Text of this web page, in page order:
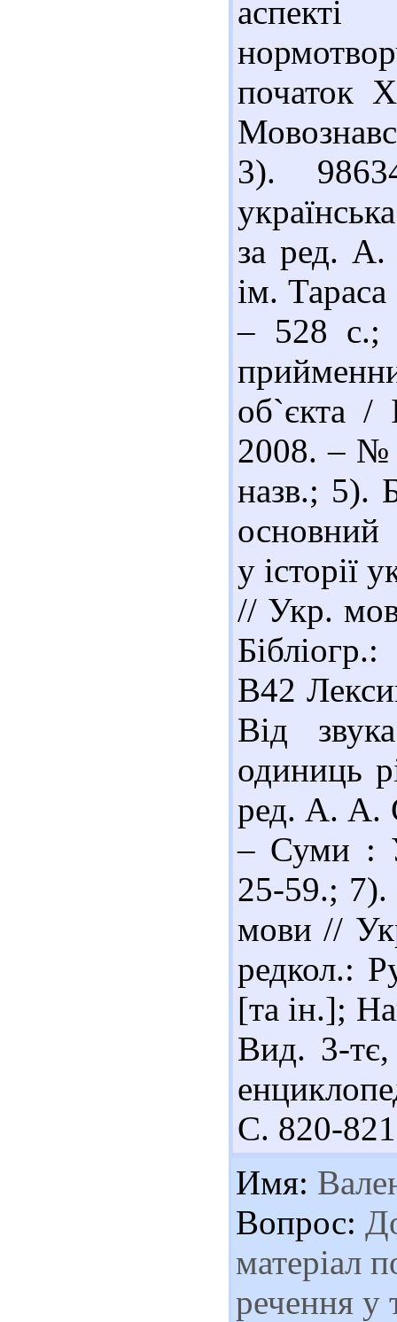
початок
3).
за ред.
ім.
– 528 с.;
об`єкта /
2008. – №
назв.; 5).
основний
у історії
// Укр.
В42
Від
одиниць
ред. А. А.
– Суми :
25-59.;
мови //
редкол.:
[та ін.];
Вид. 3-
С. 820-
Имя:
Вопрос:
матеріал
речення у